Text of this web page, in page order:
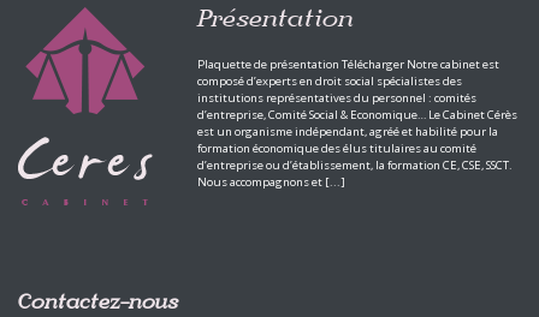
Présentation
Plaquette de présentation Télécharger Notre cabinet est
composé d’experts en droit social spécialistes des
institutions représentatives du personnel : comités
d’entreprise, Comité Social & Economique… Le Cabinet Cérès
est un organisme indépendant, agréé et habilité pour la
formation économique des élus titulaires au comité
d’entreprise ou d’établissement, la formation CE, CSE, SSCT.
Nous accompagnons et [...]
Contactez-nous